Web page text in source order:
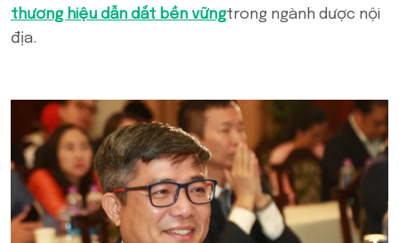
thương hiệu dẫn dắt bền vữngtrong ngành dược nội
địa.